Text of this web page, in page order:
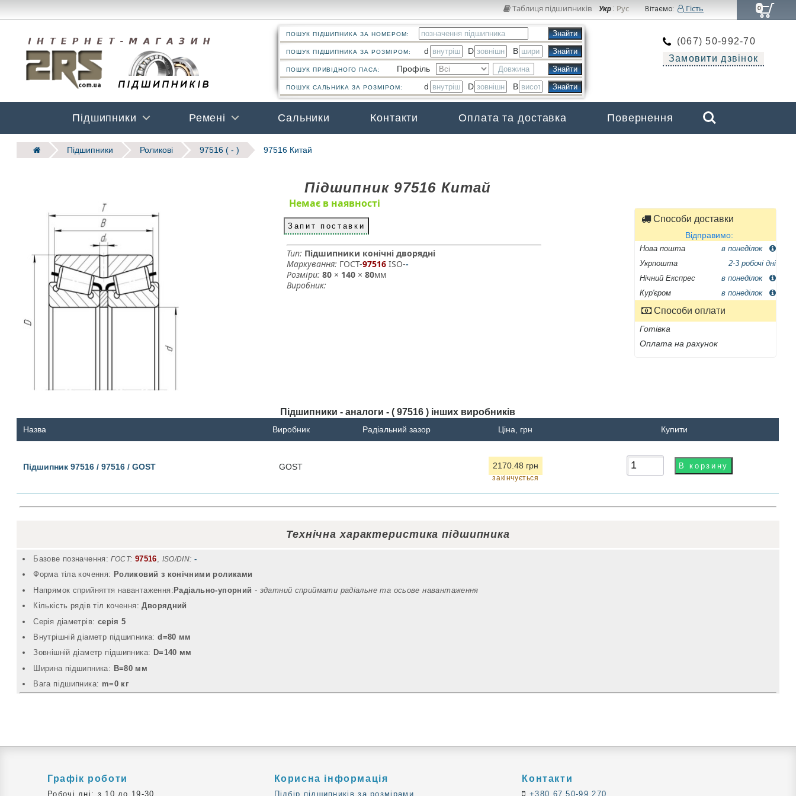
Таблиця підшипників Укр: Рус Вітаємо: Гість
(067) 50-992-70
Замовити дзвінок
ПОШУК ПІДШИПНИКА ЗА НОМЕРОМ:
ПОШУК ПІДШИПНИКА ЗА РОЗМІРОМ: d D B
ПОШУК ПРИВІДНОГО ПАСА: Профіль
ПОШУК САЛЬНИКА ЗА РОЗМІРОМ: d D B
Підшипники Ремені Сальники Контакти Оплата та доставка Повернення
Search
0
Підшипники Роликові 97516 ( - ) 97516 Китай
Підшипник 97516 Китай
Немає в наявності
Запит поставки
Тип: Підшипники конічні дворядні
Маркування: ГОСТ-97516­ ISO--
Розміри: 80× 140× 80мм
Виробник:
Способи доставки
Відправимо:
Нова пошта
в понеділок
Укрпошта
2-3 робочі дні
Нічний Експрес
в понеділок
Кур'єром
в понеділок
Способи оплати
Готівка
Оплата на рахунок
Підшипники - аналоги - ( 97516 ) інших виробників
Назва Виробник Радіальний зазор Ціна, грн Купити
Підшипник 97516 / 97516 / GOST GOST 2170.48 грн
закінчується
Технічна характеристика підшипника
Базове позначення: ГОСТ: 97516, ISO/DIN: -
Форма тіла кочення: Роликовий з конічними роликами
Напрямок сприйняття навантаження: Радіально-упорний - здатний сприймати радіальне та осьове навантаження
Кількість рядів тіл кочення:Дворядний
Серія діаметрів: серія 5
Внутрішній діаметр підшипника:d=80 мм
Зовнішній діаметр підшипника: D=140 мм
Ширина підшипника: B=80 мм
Вага підшипника: m=0 кг
Графік роботи
Робочі дні: з 10 до 19-30
Корисна інформація
Підбір підшипників за розмірами
Контакти
+380 67 50-99 270